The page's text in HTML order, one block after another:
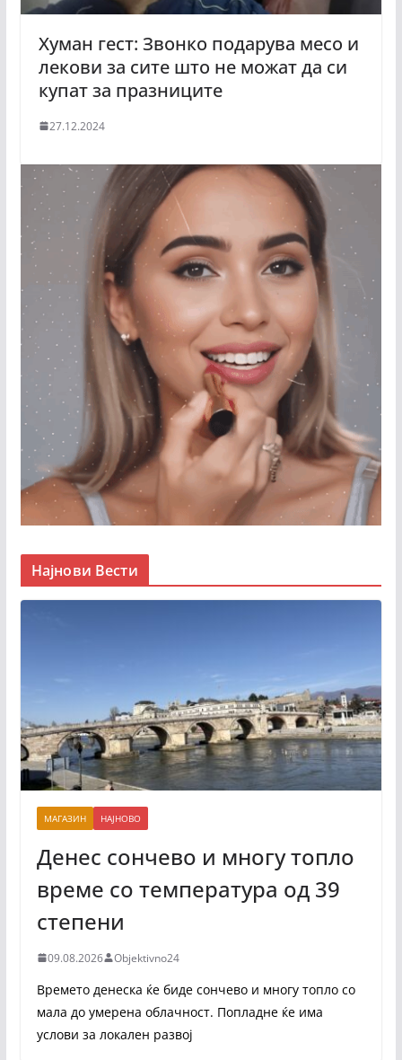
Хуман гест: Звонко подарува месо и
лекови за сите што не можат да си
купат за празниците
27.12.2024
Најнови Вести
МАГАЗИН НАЈНОВО
Денес сончево и многу топло
време со температура од 39
степени
09.08.2026 Objektivno24
Времето денеска ќе биде сончево и многу топло со
мала до умерена облачност. Попладне ќе има
услови за локален развој